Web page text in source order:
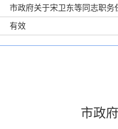
市政府关于宋卫东等同志职务
有效
市政